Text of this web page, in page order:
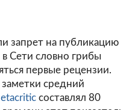
запрет на публикацию
Сети словно грибы
первые рецензии.
средний
составлял 80